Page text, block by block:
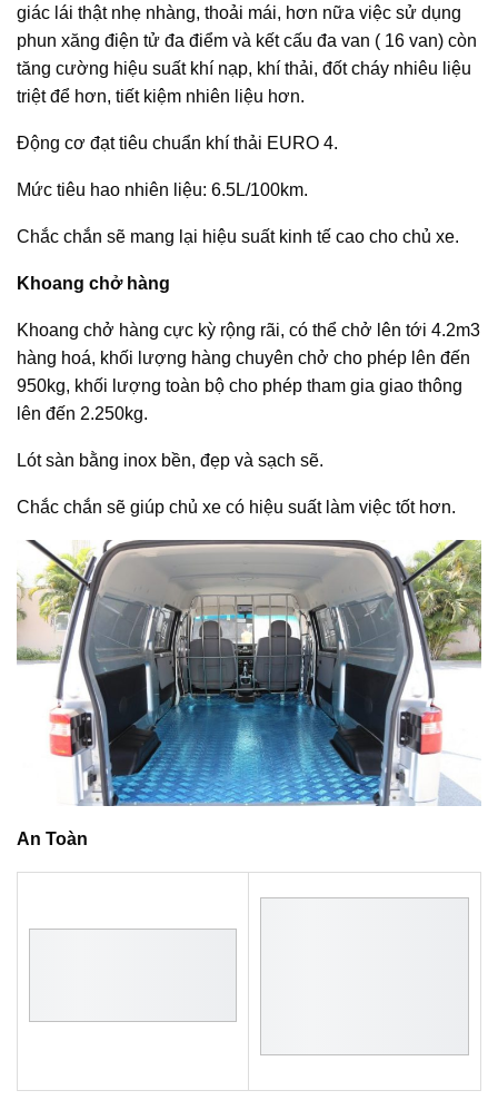
giác lái thật nhẹ nhàng, thoải mái, hơn nữa việc sử dụng
phun xăng điện tử đa điểm và kết cấu đa van ( 16 van) còn
tăng cường hiệu suất khí nạp, khí thải, đốt cháy nhiêu liệu
triệt để hơn, tiết kiệm nhiên liệu hơn.
Động cơ đạt tiêu chuẩn khí thải EURO 4.
Mức tiêu hao nhiên liệu: 6.5L/100km.
Chắc chắn sẽ mang lại hiệu suất kinh tế cao cho chủ xe.
Khoang chở hàng
Khoang chở hàng cực kỳ rộng rãi, có thể chở lên tới 4.2m3
hàng hoá, khối lượng hàng chuyên chở cho phép lên đến
950kg, khối lượng toàn bộ cho phép tham gia giao thông
lên đến 2.250kg.
Lót sàn bằng inox bền, đẹp và sạch sẽ.
Chắc chắn sẽ giúp chủ xe có hiệu suất làm việc tốt hơn.
An Toàn